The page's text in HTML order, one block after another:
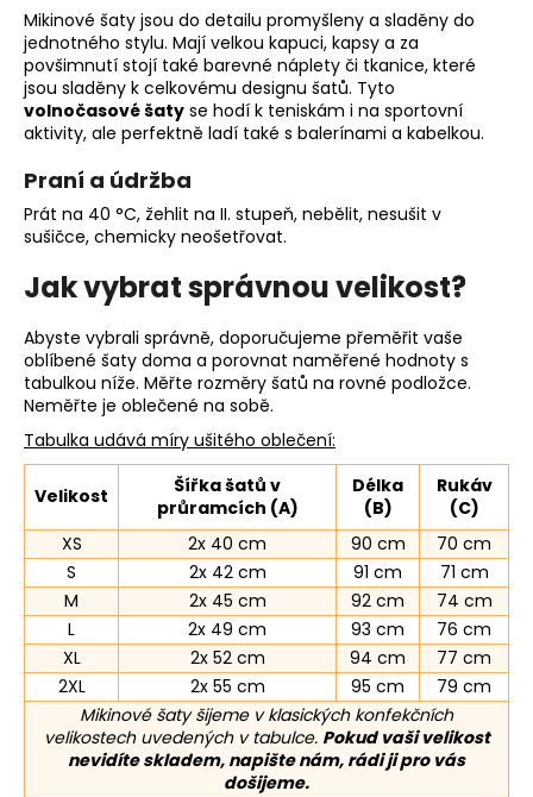
Mikinové šaty jsou do detailu promyšleny a sladěny do
jednotného stylu. Mají velkou kapuci, kapsy a za
povšimnutí stojí také barevné náplety či tkanice, které
jsou sladěny k celkovému designu šatů. Tyto
volnočasové šaty se hodí k teniskám i na sportovní
aktivity, ale perfektně ladí také s balerínami a kabelkou.
Praní a údržba
Prát na 40 °C, žehlit na II. stupeň, nebělit, nesušit v
sušičce, chemicky neošetřovat.
Jak vybrat správnou velikost?
Abyste vybrali správně, doporučujeme přeměřit vaše
oblíbené šaty doma a porovnat naměřené hodnoty s
tabulkou níže. Měřte rozměry šatů na rovné podložce.
Neměřte je oblečené na sobě.
Tabulka udává míry ušitého oblečení:
Velikost
Šířka šatů v
průramcích (A)
Délka
(B)
Rukáv
(C)
XS
2x 40 cm 90 cm
70 cm
S
2x 42 cm 91 cm
71 cm
M
2x 45 cm 92 cm
74 cm
L
2x 49 cm 93 cm
76 cm
XL
2x 52 cm 94 cm
77 cm
2XL
2x 55 cm 95 cm
79 cm
Mikinové šaty šijeme v klasických konfekčních
velikostech uvedených v tabulce. Pokud vaši velikost
nevidíte skladem, napište nám, rádi ji pro vás
došijeme.